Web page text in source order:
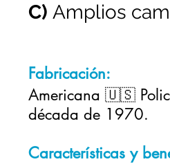
C) Amplios
Fabricación:
Americana 🇺🇸
década de 1970.
Características y